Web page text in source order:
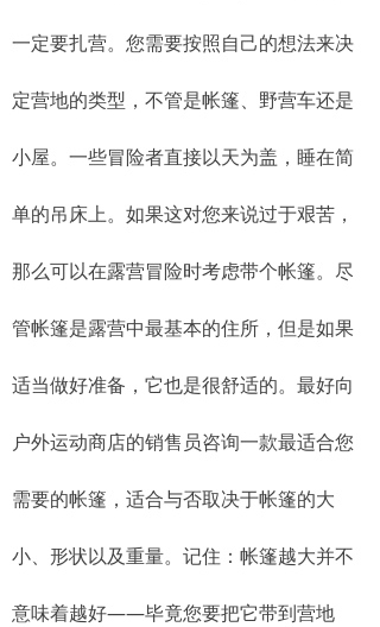
一定要扎营。您需要按照自己的想法来决
定营地的类型，不管是帐篷、野营车还是
小屋。一些冒险者直接以天为盖，睡在简
单的吊床上。如果这对您来说过于艰苦，
那么可以在露营冒险时考虑带个帐篷。尽
管帐篷是露营中最基本的住所，但是如果
适当做好准备，它也是很舒适的。最好向
户外运动商店的销售员咨询一款最适合您
需要的帐篷，适合与否取决于帐篷的大
小、形状以及重量。记住：帐篷越大并不
意味着越好——毕竟您要把它带到营地